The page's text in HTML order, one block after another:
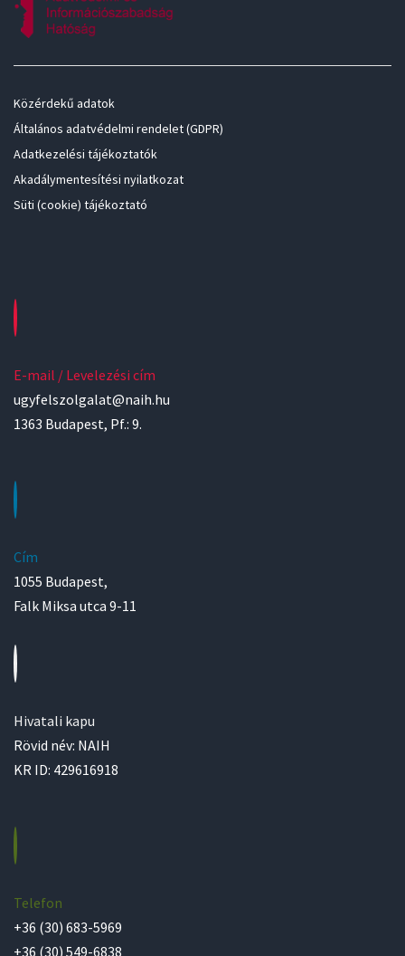
Közérdekű adatok
Általános adatvédelmi rendelet (GDPR)
Adatkezelési tájékoztatók
Akadálymentesítési nyilatkozat
Süti (cookie) tájékoztató
E-mail / Levelezési cím
ugyfelszolgalat@naih.hu
1363 Budapest, Pf.: 9.
Cím
1055 Budapest,
Falk Miksa utca 9-11
Hivatali kapu
Rövid név: NAIH
KR ID: 429616918
Telefon
+36 (30) 683-5969
+36 (30) 549-6838